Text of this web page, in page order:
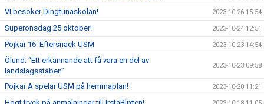
VI besöker Dingtunaskolan! 2023-10-26 15:54
Superonsdag 25 oktober! 2023-10-24 12:51
Pojkar 16: Eftersnack USM 2023-10-23 14:54
Ölund: “Ett erkännande att få vara en del av
landslagsstaben”
2023-10-23 09:58
Pojkar A spelar USM på hemmaplan! 2023-10-20 11:21